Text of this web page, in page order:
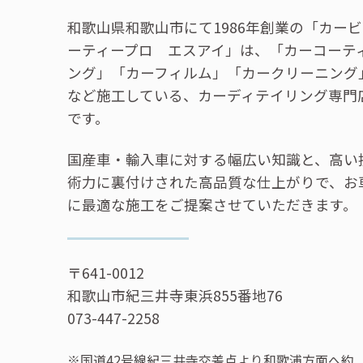
和歌山県和歌山市にて1986年創業の「カー
ーティープロ エスアイ」は、「カーコーテ
ング」「カーフィルム」「カークリーニング」
など施工している、カーディテイリング専門
です。
国産車・輸入車に対する幅広い知識と、高い
術力に裏付けされた高品質な仕上がりで、お
に最適な施工をご提案させていただきます。
〒641-0012
和歌山市紀三井寺東浜855番地76
073-447-2258